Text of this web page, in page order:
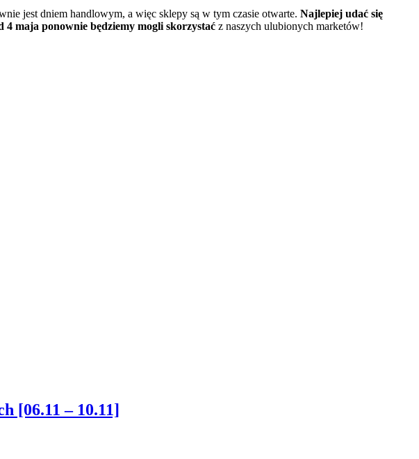
jest dniem handlowym, a więc sklepy są w tym czasie otwarte. Najlepiej udać się
4 maja ponownie będziemy mogli skorzystać z naszych ulubionych marketów!
[06.11 – 10.11]